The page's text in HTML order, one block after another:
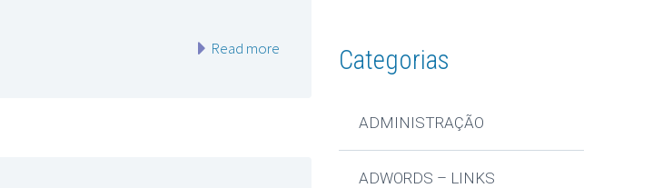
Read more Categorias
ADMINISTRAÇÃO
ADWORDS – LINKS